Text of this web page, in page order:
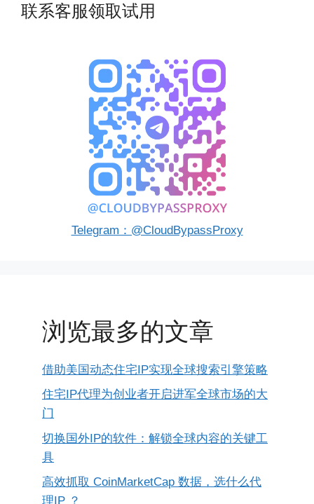
联系客服领取试用
Telegram：@CloudBypassProxy
浏览最多的文章
借助美国动态住宅IP实现全球搜索引擎策略
住宅IP代理为创业者开启进军全球市场的大
门
切换国外IP的软件：解锁全球内容的关键工
具
高效抓取 CoinMarketCap 数据，选什么代
理IP ？